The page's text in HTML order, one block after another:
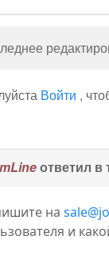
Войти ,
ответил в
на
и